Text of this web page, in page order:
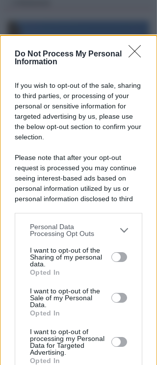
Do Not Process My Personal
Information
If you wish to opt-out of the sale, sharing
to third parties, or processing of your
personal or sensitive information for
targeted advertising by us, please use
the below opt-out section to confirm your
selection.
Please note that after your opt-out
request is processed you may continue
seeing interest-based ads based on
personal information utilized by us or
personal information disclosed to third
You may separately opt-out of the further
disclosure of your personal information
by third parties on the IAB’s list of
downstream participants.
by us to third parties on the IAB’s List of
Downstream Participants that may
further disclose it to other third parties.
Personal Data
Processing Opt Outs
I want to opt-out of the
Sharing of my personal
data.
Opted In
I want to opt-out of the
Sale of my Personal
Data.
Opted In
I want to opt-out of
processing my Personal
Data for Targeted
Advertising.
Opted In
PIAZZA TRE MARTIRI
Aspettando papa Leone, una
ligaza in piazza Tre Martiri
diRedazione
CRER FIGC LND
Ecco i gironi di Eccellenza:
Rimini nel B, l'Ars Et Labor è nel
girone A